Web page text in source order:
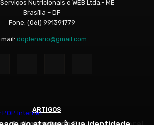
ARTIGOS
ARTIGOS
ARTIGOS
Nutricionais e WEB Ltda.- ME
Brasília – DF
Fone: (06l) 991391779
doplenario@gmail.com
POP Internet